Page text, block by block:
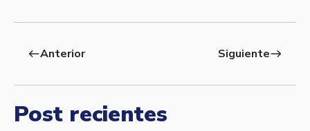
westAnterior Siguienteeast
Post recientes